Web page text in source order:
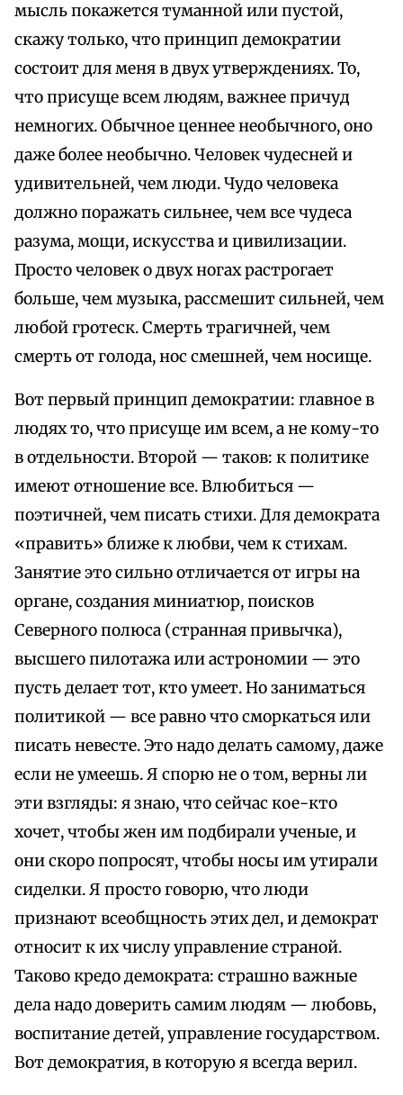
мысль покажется туманной или пустой,
скажу только, что принцип демократии
состоит для меня в двух утверждениях. То,
что присуще всем людям, важнее причуд
немногих. Обычное ценнее необычного, оно
даже более необычно. Человек чудесней и
удивительней, чем люди. Чудо человека
должно поражать сильнее, чем все чудеса
разума, мощи, искусства и цивилизации.
Просто человек о двух ногах растрогает
больше, чем музыка, рассмешит сильней, чем
любой гротеск. Смерть трагичней, чем
смерть от голода, нос смешней, чем носище.
Вот первый принцип демократии: главное в
людях то, что присуще им всем, а не кому-то
в отдельности. Второй — таков: к политике
имеют отношение все. Влюбиться —
поэтичней, чем писать стихи. Для демократа
«править» ближе к любви, чем к стихам.
Занятие это сильно отличается от игры на
органе, создания миниатюр, поисков
Северного полюса (странная привычка),
высшего пилотажа или астрономии — это
пусть делает тот, кто умеет. Но заниматься
политикой — все равно что сморкаться или
писать невесте. Это надо делать самому, даже
если не умеешь. Я спорю не о том, верны ли
эти взгляды: я знаю, что сейчас кое-кто
хочет, чтобы жен им подбирали ученые, и
они скоро попросят, чтобы носы им утирали
сиделки. Я просто говорю, что люди
признают всеобщность этих дел, и демократ
относит к их числу управление страной.
Таково кредо демократа: страшно важные
дела надо доверить самим людям — любовь,
воспитание детей, управление государством.
Вот демократия, в которую я всегда верил.